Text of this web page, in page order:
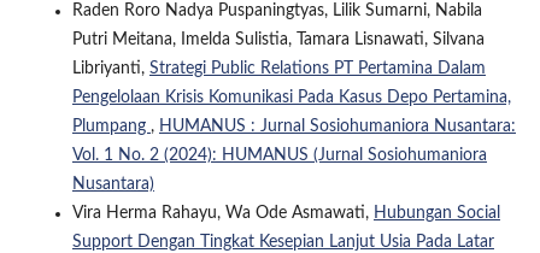
Raden Roro Nadya Puspaningtyas, Lilik Sumarni, Nabila
Putri Meitana, Imelda Sulistia, Tamara Lisnawati, Silvana
Libriyanti, Strategi Public Relations PT Pertamina Dalam
Pengelolaan Krisis Komunikasi Pada Kasus Depo Pertamina,
Plumpang , HUMANUS : Jurnal Sosiohumaniora Nusantara:
Vol. 1 No. 2 (2024): HUMANUS (Jurnal Sosiohumaniora
Nusantara)
Vira Herma Rahayu, Wa Ode Asmawati, Hubungan Social
Support Dengan Tingkat Kesepian Lanjut Usia Pada Latar